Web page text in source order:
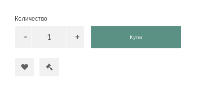
Количество
Купи